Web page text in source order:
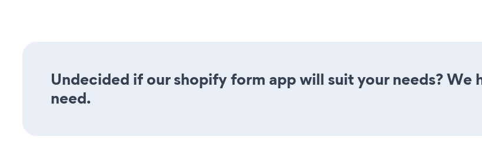
Undecided if our shopify form app will suit your needs? We
need.